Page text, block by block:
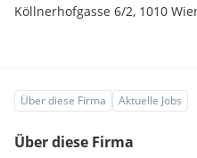
Köllnerhofgasse 6/2, 1010
Über diese Firma Aktuelle Jobs
Über diese Firma